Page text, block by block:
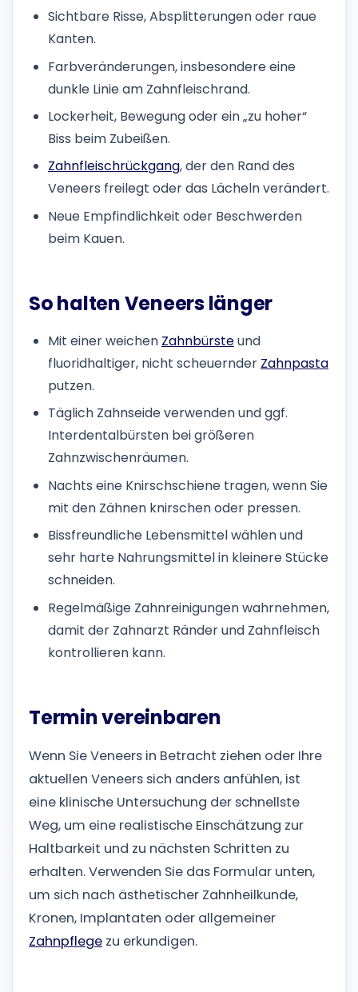
Sichtbare Risse, Absplitterungen oder raue
Kanten.
Farbveränderungen, insbesondere eine
dunkle Linie am Zahnfleischrand.
Lockerheit, Bewegung oder ein „zu hoher“
Biss beim Zubeißen.
Zahnfleischrückgang, der den Rand des
Veneers freilegt oder das Lächeln verändert.
Neue Empfindlichkeit oder Beschwerden
beim Kauen.
So halten Veneers länger
Mit einer weichen Zahnbürsteund
fluoridhaltiger, nicht scheuernder Zahnpasta
putzen.
Täglich Zahnseide verwenden und ggf.
Interdentalbürsten bei größeren
Zahnzwischenräumen.
Nachts eine Knirschschiene tragen, wenn Sie
mit den Zähnen knirschen oder pressen.
Bissfreundliche Lebensmittel wählen und
sehr harte Nahrungsmittel in kleinere Stücke
schneiden.
Regelmäßige Zahnreinigungen wahrnehmen,
damit der Zahnarzt Ränder und Zahnfleisch
kontrollieren kann.
Termin vereinbaren
Wenn Sie Veneers in Betracht ziehen oder Ihre
aktuellen Veneers sich anders anfühlen, ist
eine klinische Untersuchung der schnellste
Weg, um eine realistische Einschätzung zur
Haltbarkeit und zu nächsten Schritten zu
erhalten. Verwenden Sie das Formular unten,
um sich nach ästhetischer Zahnheilkunde,
Kronen, Implantaten oder allgemeiner
Zahnpflege zu erkundigen.